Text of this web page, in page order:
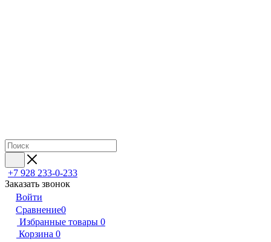
+7 928 233-0-233
Заказать звонок
Войти
Сравнение0
Избранные товары 0
Корзина 0